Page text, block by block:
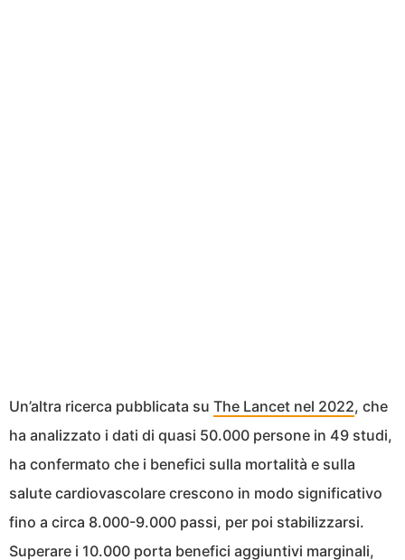
Un’altra ricerca pubblicata su The Lancet nel 2022, che
ha analizzato i dati di quasi 50.000 persone in 49 studi,
ha confermato che i benefici sulla mortalità e sulla
salute cardiovascolare crescono in modo significativo
fino a circa 8.000-9.000 passi, per poi stabilizzarsi.
Superare i 10.000 porta benefici aggiuntivi marginali,